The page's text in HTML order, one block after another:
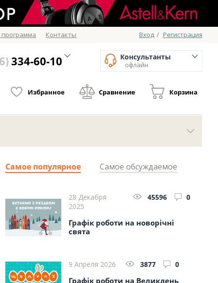
программа Контакты Вход / Регистрация
334-60-10 Консультанты
офлайн
Избранное Сравнение Корзина
Самое популярное Самое обсуждаемое
28 Декабря
2025
45596 0
Графік роботи на новорічні
свята
9 Апреля 2026 3877 0
Графік роботи на Великдень